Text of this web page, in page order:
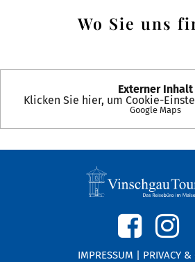
Wo Sie uns
Externer Inhalt
Klicken Sie hier, um Cookie-
Google Maps
IMPRESSUM | PRIVACY &